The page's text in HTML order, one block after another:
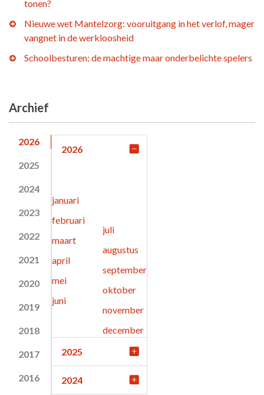
tonen?
Nieuwe wet Mantelzorg: vooruitgang in het verlof, mager
vangnet in de werkloosheid
Schoolbesturen: de machtige maar onderbelichte spelers
Archief
2026
2025
2024
2023
2022
2021
2020
2019
2018
2017
2016
2026
januari
februari
maart
april
mei
juni
juli
augustus
september
oktober
november
december
2025
2024